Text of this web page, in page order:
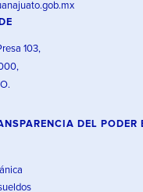
103,
DEL PODER